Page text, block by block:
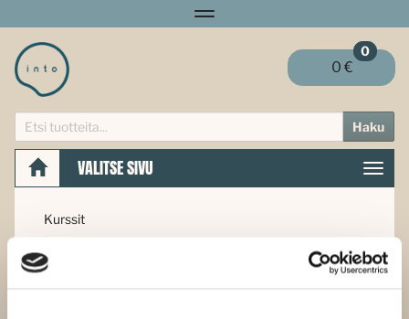
Navigaatio
0 €
0
Haku
VALITSE SIVU
Kurssit
KURSSIT